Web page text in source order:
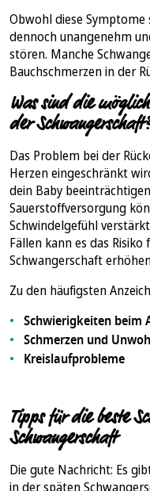
Obwohl diese
dennoch unangenehm
stören. Manche
Bauchschmerzen in der
Was sind die
der Schwangerschaft?
Das Problem bei der
Herzen eingeschränkt
dein Baby
Sauerstoffversorgung
Schwindelgefühl
Fällen kann es das
Schwangerschaft
Zu den häufigsten
Schwierigkeiten beim
Schmerzen und
Kreislaufprobleme
Tipps für die beste
Schwangerschaft
Die gute Nachricht: Es
in der späten